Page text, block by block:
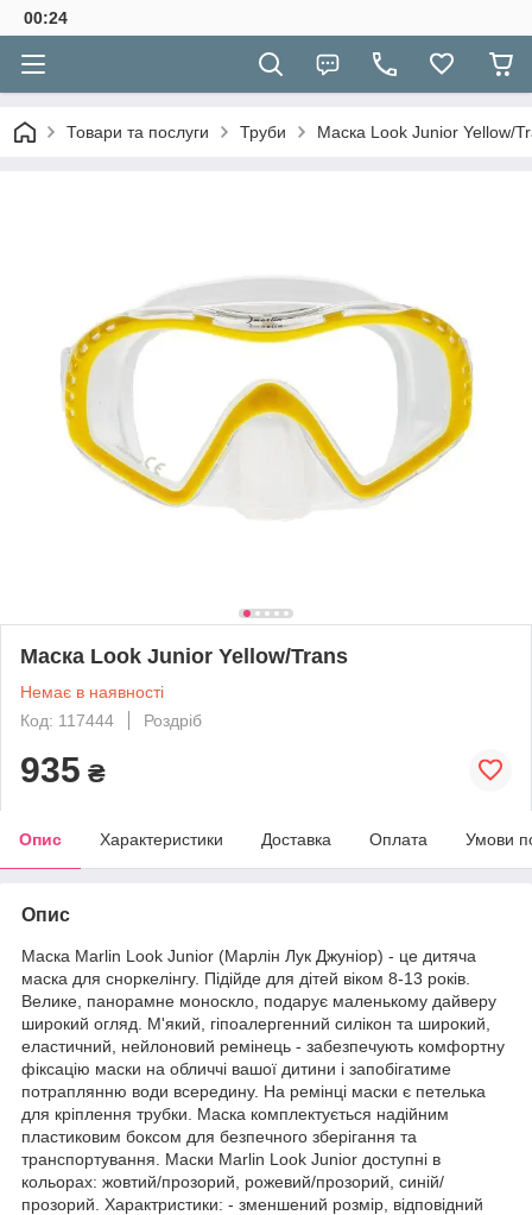
00:24
Товари та послуги Труби Маска Look Junior Yellow/
Маска Look Junior Yellow/Trans
Немає в наявності
Код: 117444
Роздріб
935 ₴
Опис Характеристики Доставка Оплата Умови
Опис
Маска Marlin Look Junior (Марлін Лук Джуніор) - це дитяча
маска для сноркелінгу. Підійде для дітей віком 8-13 років.
Велике, панорамне моноскло, подарує маленькому дайверу
широкий огляд. М'який, гіпоалергенний силікон та широкий,
еластичний, нейлоновий ремінець - забезпечують комфортну
фіксацію маски на обличчі вашої дитини і запобігатиме
потраплянню води всередину. На ремінці маски є петелька
для кріплення трубки. Маска комплектується надійним
пластиковим боксом для безпечного зберігання та
транспортування. Маски Marlin Look Junior доступні в
кольорах: жовтий/прозорий, рожевий/прозорий, синій/
прозорий. Характристики: - зменшений розмір, відповідний